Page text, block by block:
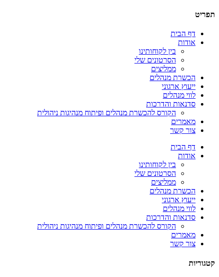
תפריט
דף הבית
אודות
בין לקוחותינו
הסרטונים שלי
ממליצים
הכשרת מנהלים
ייעוץ ארגוני
לווי מנהלים
סדנאות והדרכות
הקורס להכשרת מנהלים ופיתוח מנהיגות ניהולית
מאמרים
צור קשר
דף הבית
אודות
בין לקוחותינו
הסרטונים שלי
ממליצים
הכשרת מנהלים
ייעוץ ארגוני
לווי מנהלים
סדנאות והדרכות
הקורס להכשרת מנהלים ופיתוח מנהיגות ניהולית
מאמרים
צור קשר
קטגוריות